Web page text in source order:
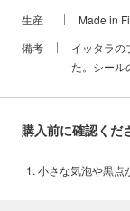
生産
Made in
備考
イッタラの
た。シール
購入前に確認くだ
小さな気泡や黒点